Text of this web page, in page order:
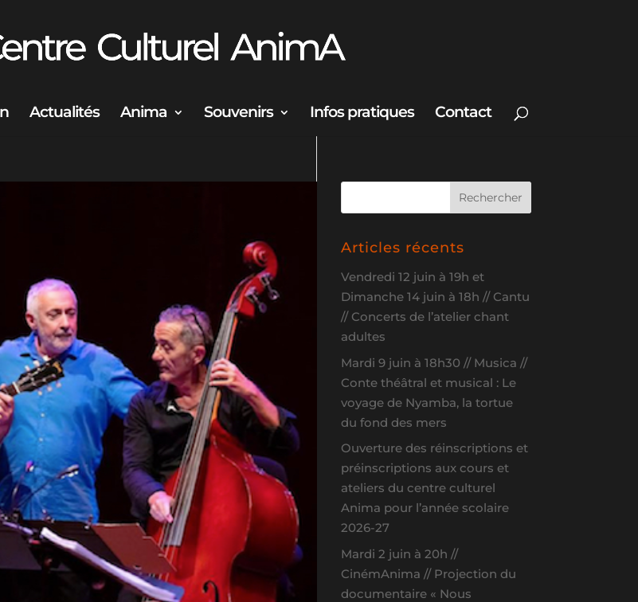
Actualités Anima Souvenirs Infos pratiques Contact
Articles récents
Vendredi 12 juin à 19h et
Dimanche 14 juin à 18h // Cantu
// Concerts de l’atelier chant
adultes
Mardi 9 juin à 18h30 // Musica //
Conte théâtral et musical : Le
voyage de Nyamba, la tortue
du fond des mers
Ouverture des réinscriptions et
préinscriptions aux cours et
ateliers du centre culturel
Anima pour l’année scolaire
2026-27
Mardi 2 juin à 20h //
CinémAnima // Projection du
documentaire « Nous